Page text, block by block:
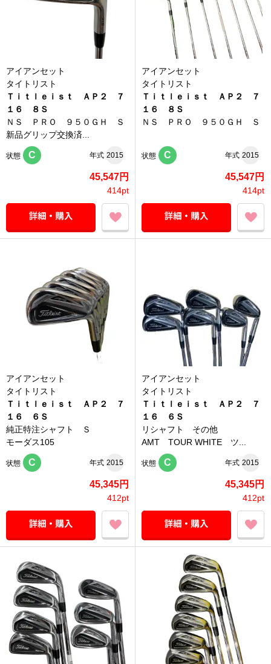
アイアンセット
タイトリスト
Ｔｉｔｌｅｉｓｔ ＡＰ２ ７
１６ ８Ｓ
ＮＳ ＰＲＯ ９５０ＧＨ Ｓ
新品グリップ交換済...
状態 C 年式 2015
45,547円
414pt
アイアンセット
タイトリスト
Ｔｉｔｌｅｉｓｔ ＡＰ２ ７
１６ ８Ｓ
ＮＳ ＰＲＯ ９５０ＧＨ Ｓ
状態 C 年式 2015
45,547円
414pt
アイアンセット
タイトリスト
Ｔｉｔｌｅｉｓｔ ＡＰ２ ７
１６ ６Ｓ
純正特注シャフト Ｓ
モーダス105
状態 C 年式 2015
45,345円
412pt
アイアンセット
タイトリスト
Ｔｉｔｌｅｉｓｔ ＡＰ２ ７
１６ ６Ｓ
リシャフト その他
AMT TOUR WHITE ツ...
状態 C 年式 2015
45,345円
412pt